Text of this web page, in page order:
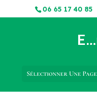
06 65 17 40 85
Sélectionner Une Page